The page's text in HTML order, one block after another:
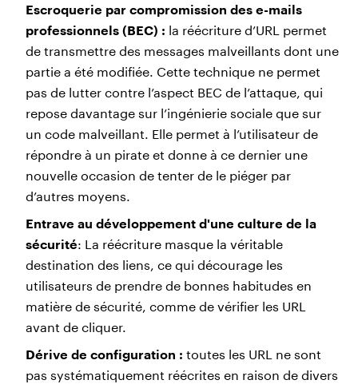
Escroquerie par compromission des e-mails
professionnels (BEC) : la réécriture d’URL permet
de transmettre des messages malveillants dont une
partie a été modifiée. Cette technique ne permet
pas de lutter contre l’aspect BEC de l’attaque, qui
repose davantage sur l’ingénierie sociale que sur
un code malveillant. Elle permet à l’utilisateur de
répondre à un pirate et donne à ce dernier une
nouvelle occasion de tenter de le piéger par
d’autres moyens.
Entrave au développement d'une culture de la
sécurité: La réécriture masque la véritable
destination des liens, ce qui décourage les
utilisateurs de prendre de bonnes habitudes en
matière de sécurité, comme de vérifier les URL
avant de cliquer.
Dérive de configuration : toutes les URL ne sont
pas systématiquement réécrites en raison de divers